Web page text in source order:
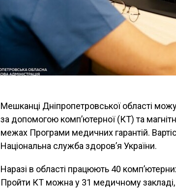
Мешканці Дніпропетровської області
за допомогою комп’ютерної (КТ) та
межах Програми медичних гарантій.
Національна служба здоров’я України.
Наразі в області працюють 40
Пройти КТ можна у 31 медичному закладі,